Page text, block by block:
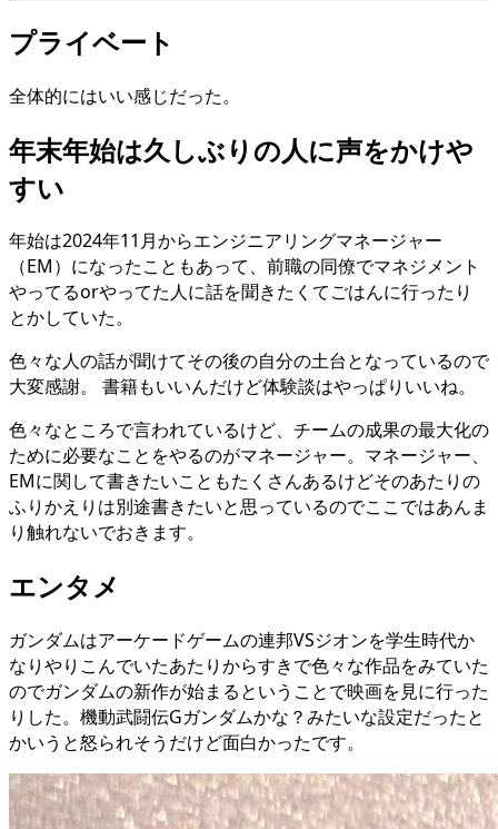
プライベート
全体的にはいい感じだった。
年末年始は久しぶりの人に声をかけや
すい
年始は2024年11月からエンジニアリングマネージャー
（EM）になったこともあって、前職の同僚でマネジメント
やってるorやってた人に話を聞きたくてごはんに行ったり
とかしていた。
色々な人の話が聞けてその後の自分の土台となっているので
大変感謝。 書籍もいいんだけど体験談はやっぱりいいね。
色々なところで言われているけど、チームの成果の最大化の
ために必要なことをやるのがマネージャー。マネージャー、
EMに関して書きたいこともたくさんあるけどそのあたりの
ふりかえりは別途書きたいと思っているのでここではあんま
り触れないでおきます。
エンタメ
ガンダムはアーケードゲームの連邦VSジオンを学生時代か
なりやりこんでいたあたりからすきで色々な作品をみていた
のでガンダムの新作が始まるということで映画を見に行った
りした。機動武闘伝Gガンダムかな？みたいな設定だったと
かいうと怒られそうだけど面白かったです。